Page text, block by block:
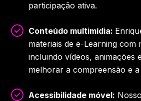
participação ativa.
Conteúdo multimídia:
materiais de e-Learning com
incluindo vídeos, animações
melhorar a compreensão e
Acessibilidade móvel: